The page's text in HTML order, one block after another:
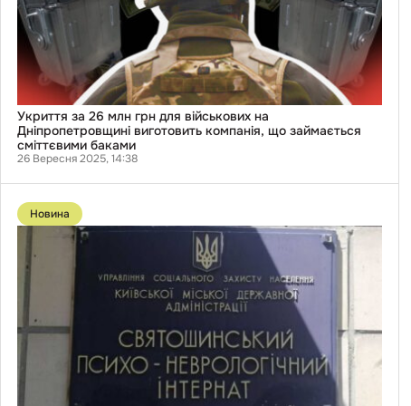
Дніпропетровщині
виготовить
компанія,
що
займається
сміттєвими
баками
Укриття за 26 млн грн для військових на
Дніпропетровщині виготовить компанія, що займається
сміттєвими баками
26 Вересня 2025, 14:38
Перейти
публікації
“Пацієнтки
можуть
Києві
директора
психоневрологічного
Новина